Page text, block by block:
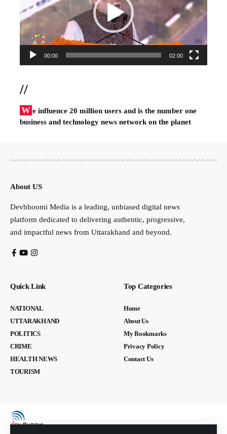
00:00 02:00
//
W e influence 20 million users and is the number one
business and technology news network on the planet
About US
Devbhoomi Media is a leading, unbiased digital news
platform dedicated to delivering authentic, progressive,
and impactful news from Uttarakhand and beyond.
Quick Link
NATIONAL
UTTARAKHAND
POLITICS
CRIME
HEALTH NEWS
TOURISM
Top Categories
Home
About Us
My Bookmarks
Privacy Policy
Contact Us